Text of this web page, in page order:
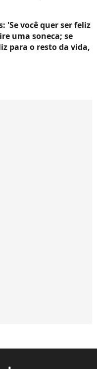
'Se você quer ser feliz
uma soneca; se
para o resto da vida,